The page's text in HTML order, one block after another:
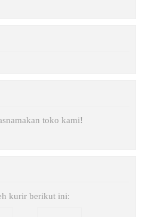
toko kami!
kurir berikut ini: